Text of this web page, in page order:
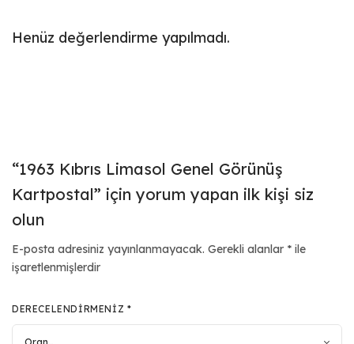
Henüz değerlendirme yapılmadı.
“1963 Kıbrıs Limasol Genel Görünüş
Kartpostal” için yorum yapan ilk kişi siz
olun
E-posta adresiniz yayınlanmayacak. Gerekli alanlar * ile
işaretlenmişlerdir
DERECELENDIRMENIZ *